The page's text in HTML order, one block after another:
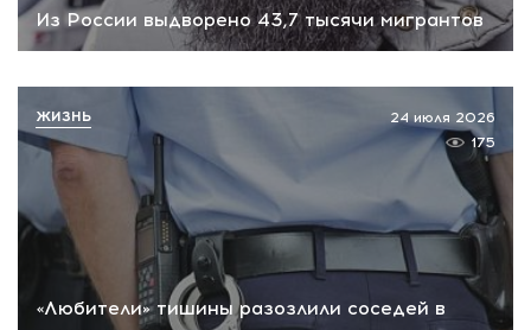
Из России выдворено 43,7 тысячи мигрантов
«Любители» тишины разозлили соседей в
24 июля 2026
175
ЖИЗНЬ